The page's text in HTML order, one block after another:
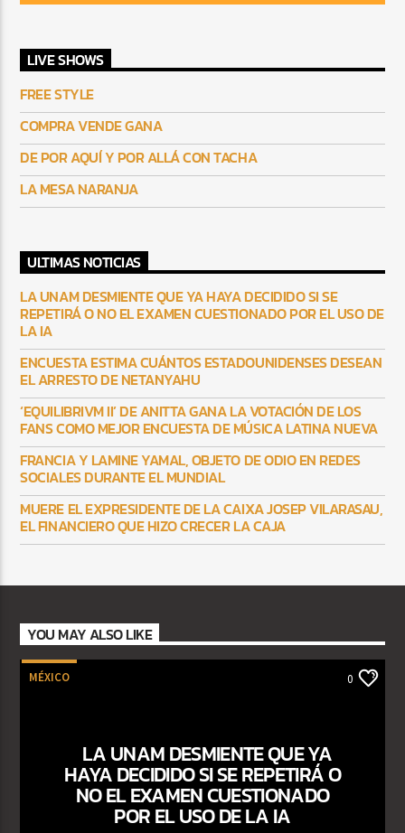
LIVE SHOWS
FREE STYLE
COMPRA VENDE GANA
DE POR AQUÍ Y POR ALLÁ CON TACHA
LA MESA NARANJA
ULTIMAS NOTICIAS
LA UNAM DESMIENTE QUE YA HAYA DECIDIDO SI SE
REPETIRÁ O NO EL EXAMEN CUESTIONADO POR EL USO DE
LA IA
ENCUESTA ESTIMA CUÁNTOS ESTADOUNIDENSES DESEAN
EL ARRESTO DE NETANYAHU
‘EQUILIBRIVM II’ DE ANITTA GANA LA VOTACIÓN DE LOS
FANS COMO MEJOR ENCUESTA DE MÚSICA LATINA NUEVA
FRANCIA Y LAMINE YAMAL, OBJETO DE ODIO EN REDES
SOCIALES DURANTE EL MUNDIAL
MUERE EL EXPRESIDENTE DE LA CAIXA JOSEP VILARASAU,
EL FINANCIERO QUE HIZO CRECER LA CAJA
YOU MAY ALSO LIKE
MÉXICO 0
LA UNAM DESMIENTE QUE YA
HAYA DECIDIDO SI SE REPETIRÁ O
NO EL EXAMEN CUESTIONADO
POR EL USO DE LA IA